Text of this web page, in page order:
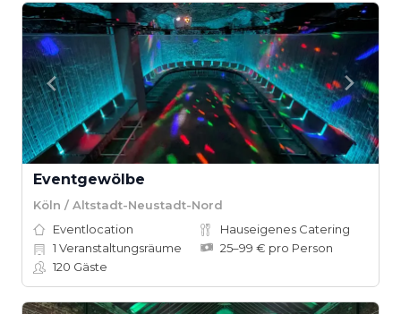
Eventgewölbe
Köln / Altstadt-Neustadt-Nord
Eventlocation
Hauseigenes Catering
1 Veranstaltungsräume
25–99 € pro Person
120 Gäste